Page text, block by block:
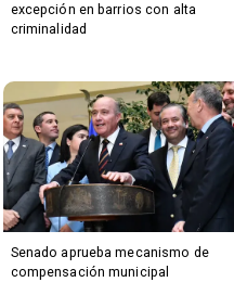
excepción en barrios con alta
criminalidad
Senado aprueba mecanismo de
compensación municipal